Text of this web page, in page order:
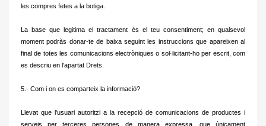
les compres fetes a la botiga.
La base que legitima el tractament és el teu consentiment; en qualsevol
moment podràs donar-te de baixa seguint les instruccions que apareixen al
final de totes les comunicacions electròniques o sol·licitant-ho per escrit, com
es descriu en l'apartat Drets.
5.- Com i on es comparteix la informació?
Llevat que l'usuari autoritzi a la recepció de comunicacions de productes i
serveis per terceres persones de manera expressa, que únicament